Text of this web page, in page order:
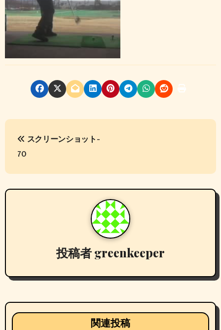
投
稿
ナ
ビ
ョ
スクリーンショット-
70
投稿者greenkeeper
関連投稿